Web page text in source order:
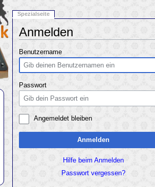
Anmelden
Benutzername
Passwort
Angemeldet bleiben
Anmelden
Hilfe beim Anmelden
Passwort vergessen?
Spezialseite